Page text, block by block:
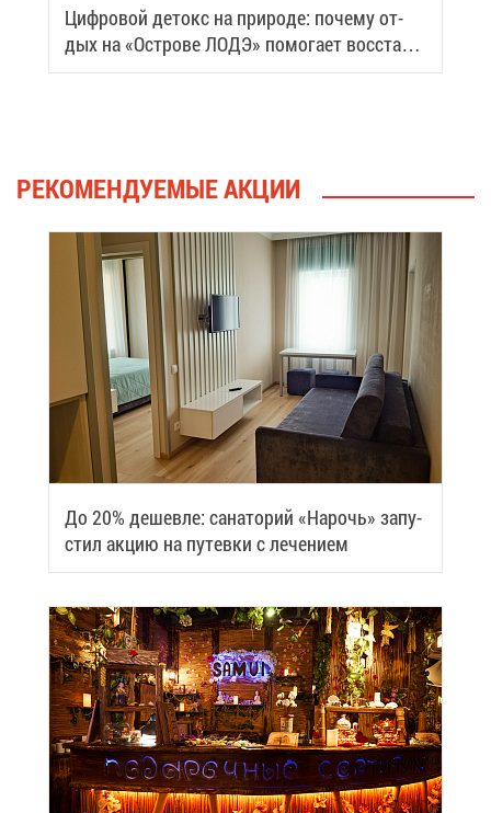
Циф­ро­вой де­токс на при­ро­де: по­че­му от­
дых на «Ост­ро­ве ЛОДЭ» по­мо­га­ет вос­ста­но­
вить си­лы
РЕ­КО­МЕН­ДУ­Е­МЫЕ АК­ЦИИ
До 20% де­шев­ле: са­на­то­рий «На­рочь» за­пу­
стил ак­цию на пу­тев­ки с ле­че­ни­ем